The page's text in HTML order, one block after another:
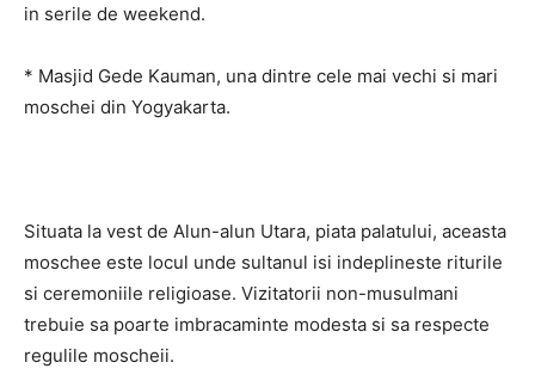
in serile de weekend.
* Masjid Gede Kauman, una dintre cele mai vechi si mari
moschei din Yogyakarta.
Situata la vest de Alun-alun Utara, piata palatului, aceasta
moschee este locul unde sultanul isi indeplineste riturile
si ceremoniile religioase. Vizitatorii non-musulmani
trebuie sa poarte imbracaminte modesta si sa respecte
regulile moscheii.